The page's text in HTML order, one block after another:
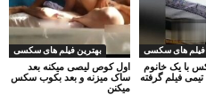
بهترین فیلم های سکسی
اول کوص لیصی میکنه بعد
ساک میزنه و بعد بکوب سکس
میکنن
فیلم های سکسی
با یک خانوم
فیلم گرفته